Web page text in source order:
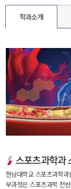
학과소개
스포츠과학과
한남대학교 스포츠과학
부과정은 스포츠과학 전